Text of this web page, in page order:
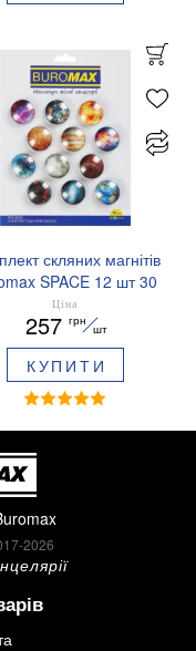
скляних магнітів
SPACE 12 шт 30
мм BM.0048
Ціна
257 грн
шт
КУПИТИ
2026